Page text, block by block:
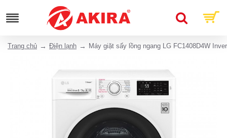
Trang chủ Điện lạnh Máy giặt sấy lồng ngang LG FC1408D4W